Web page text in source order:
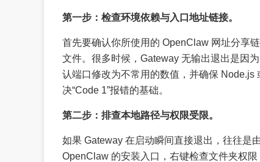
第一步：检查环境依赖与入口地址链接。
首先要确认你所使用的 OpenClaw 网址分享
文件。很多时候，Gateway 无输出退出是因
认端口修改为不常用的数值，并确保
决“Code 1”报错的基础。
第二步：排查本地路径与权限受限。
如果 Gateway 在启动瞬间直接退出，往往是
OpenClaw 的安装入口，右键检查文件夹权